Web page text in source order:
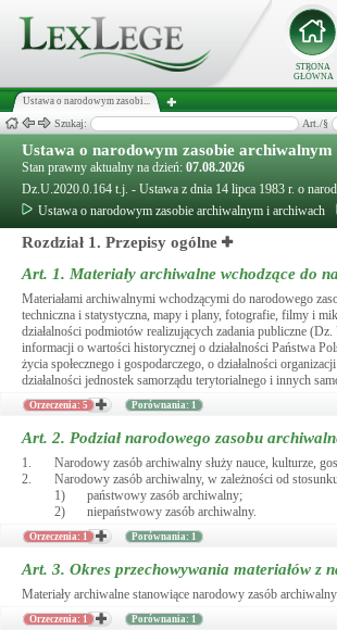
STRONA
GŁÓWNA
Ustawa o narodowym zasobi...
Szukaj: Art./§
Ustawa o narodowym zasobie
Stan prawny aktualny na dzień: 07.08.2026
Dz.U.2020.0.164 t.j. - Ustawa z dnia 14 lipca 1983 r. o
Ustawa o narodowym zasobie archiwalnym i archiwach
Rozdział 1. Przepisy ogólne
Art. 1. Materiały archiwalne wchodzące do
Materiałami archiwalnymi wchodzącymi do narodowego
techniczna i statystyczna, mapy i plany, fotografie, filmy i
działalności podmiotów realizujących zadania publiczne
informacji o wartości historycznej o działalności Państwa
życia społecznego i gospodarczego, o działalności
działalności jednostek samorządu terytorialnego i innych
Orzeczenia: 5 Porównania: 1
Art. 2. Podział narodowego zasobu
1.
Narodowy zasób archiwalny służy nauce, kulturze,
2.
Narodowy zasób archiwalny, w zależności od
1)
państwowy zasób archiwalny;
2)
niepaństwowy zasób archiwalny.
Orzeczenia: 1 Porównania: 1
Art. 3. Okres przechowywania materiałów z
Materiały archiwalne stanowiące narodowy zasób
Orzeczenia: 1 Porównania: 1